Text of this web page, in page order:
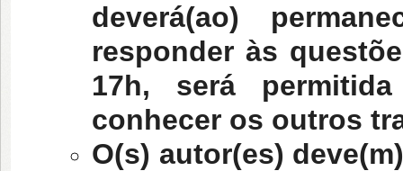
deverá(ao)
responder às
17h, será
conhecer os outros
O(s) autor(es)